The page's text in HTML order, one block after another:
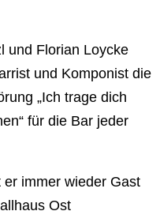
und Florian Loycke
und Komponist die
„Ich trage dich
für die Bar jeder
immer wieder Gast
Ost